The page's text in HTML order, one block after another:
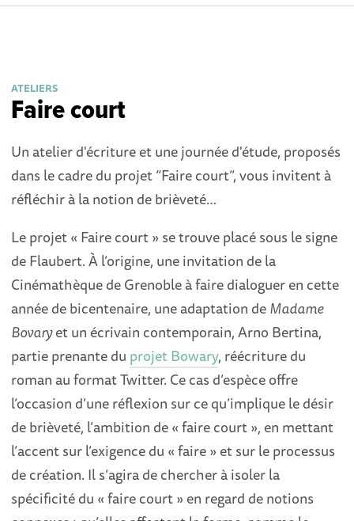
ATELIERS
Faire court
Un atelier d'écriture et une journée d'étude, proposés
dans le cadre du projet “Faire court”, vous invitent à
réfléchir à la notion de brièveté…
Le projet « Faire court » se trouve placé sous le signe
de Flaubert. À l’origine, une invitation de la
Cinémathèque de Grenoble à faire dialoguer en cette
année de bicentenaire, une adaptation deMadame
Bovaryet un écrivain contemporain, Arno Bertina,
partie prenante du projet Bowary, réécriture du
roman au format Twitter. Ce cas d’espèce offre
l’occasion d’une réflexion sur ce qu’implique le désir
de brièveté, l’ambition de « faire court », en mettant
l’accent sur l’exigence du « faire » et sur le processus
de création. Il s’agira de chercher à isoler la
spécificité du « faire court » en regard de notions